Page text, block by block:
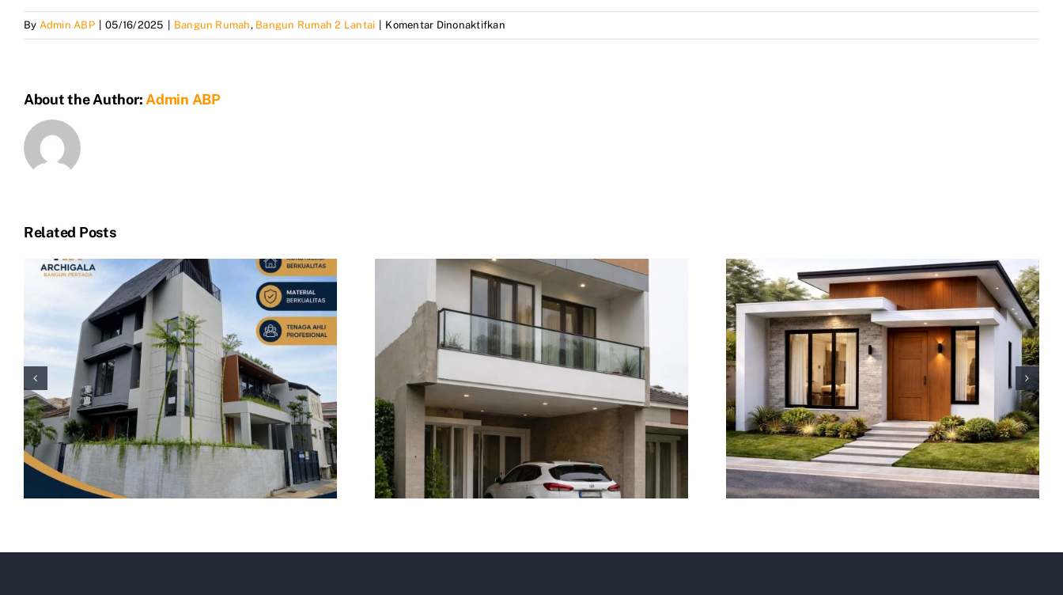
By Admin ABP | 05/16/2025 | Bangun Rumah, Bangun Rumah 2 Lantai | Komentar Dinonaktifkanpada
Cara
About the Author: Admin ABP
Related Posts